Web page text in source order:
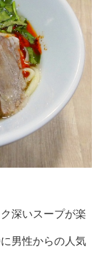
深いスープが楽
男性からの人気